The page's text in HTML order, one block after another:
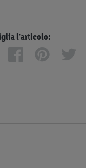
l’articolo: